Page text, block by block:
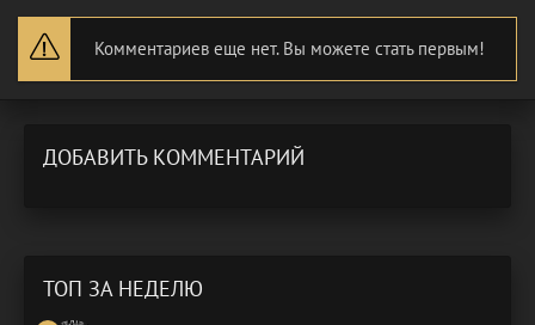
Комментариев еще нет. Вы можете стать первым!
ДОБАВИТЬ КОММЕНТАРИЙ
ТОП ЗА НЕДЕЛЮ